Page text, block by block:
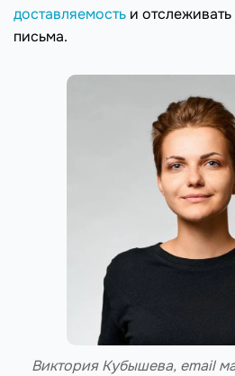
доставляемость и
письма.
Виктория Кубышева, email